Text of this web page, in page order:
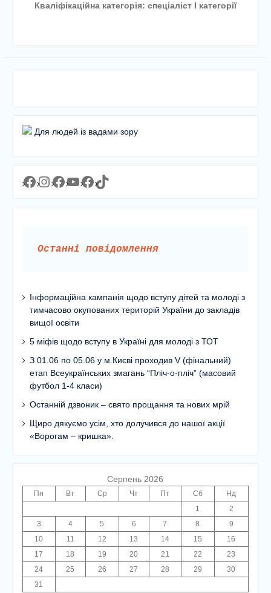
Кваліфікаційна категорія: спеціаліст І категорії
Для людей із вадами зору
Facebook
Instagram
Facebook
YouTube
Facebook
https://www.tiktok.com/@lyceum1man?_t=8YJMx0RJgIf&_r=1
Останні повідомлення
Інформаційна кампанія щодо вступу дітей та молоді з
тимчасово окупованих територій України до закладів
вищої освіти
5 міфів щодо вступу в Україні для молоді з ТОТ
З 01.06 по 05.06 у м.Києві проходив V (фінальний)
етап Всеукраїнських змагань “Пліч-о-пліч” (масовий
футбол 1-4 класи)
Останній дзвоник – свято прощання та нових мрій
Щиро дякуємо усім, хто долучився до нашої акції
«Ворогам – кришка».
Серпень 2026
Пн Вт Ср Чт Пт Сб
Нд
1
2
3
4 5 6 7 8
9
10
11 12 13 14 15
16
17
18 19 20 21 22
23
24
25 26 27 28 29
30
31